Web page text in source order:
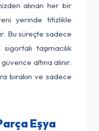
alınan her bir
yerinde titizlikle
Bu süreçte sadece
taşımacılık
altına alınır.
bırakın ve sadece
Eşya